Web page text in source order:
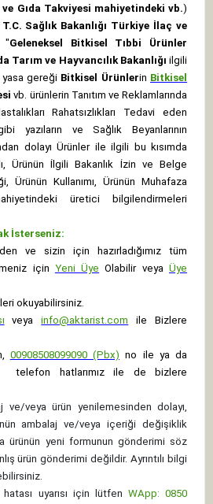
Gıda Takviyesi mahiyetindeki vb.)
T.C. Sağlık Bakanlığı Türkiye İlaç ve
"Geleneksel Bitkisel Tıbbi Ürünler
Tarım ve Hayvancılık Bakanlığı ilgili
yasa gereği Bitkisel Ürünlerin Bitkisel
vb. ürünlerin Tanıtım ve Reklamlarında
Rahatsızlıkları Tedavi eden
yazıların ve Sağlık Beyanlarının
dolayı Ürünler ile ilgili bu kısımda
Ürünün İlgili Bakanlık İzin ve Belge
Ürünün Kullanımı, Ürünün Muhafaza
üretici bilgilendirmeleri
İsterseniz:
ve sizin için hazırladığımız tüm
için Yeni Üye Olabilir veyaÜye
okuyabilirsiniz.
veya info@aktarist.com
ile Bizlere
00908508099090 (Pbx) no ile ya da
telefon hatlarımız ile de bizlere
ve/veya ürün yenilemesinden dolayı,
ambalaj ve/veya içeriği değişiklik
ürünün yeni formunun gönderimi söz
ürün gönderimi değildir. Ayrıntılı bilgi
uyarısı için lütfen WApp: 0850